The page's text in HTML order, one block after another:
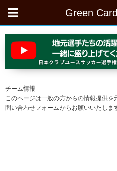
Green
チーム情報
このページは一般の方からの情報提供
問い合わせフォームからお願いいたしま